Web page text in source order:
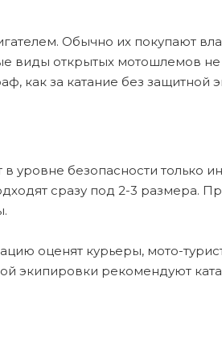
Обычно их покупают
виды открытых мотошлемов
как за катание без защитной
безопасности только
сразу под 2-3 размера.
оценят курьеры, мото-
экипировки рекомендуют